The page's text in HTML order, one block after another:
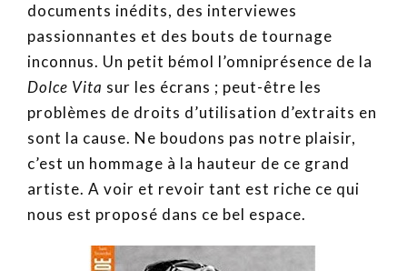
documents inédits, des interviewes
passionnantes et des bouts de tournage
inconnus. Un petit bémol l’omniprésence de la
Dolce Vita sur les écrans ; peut-être les
problèmes de droits d’utilisation d’extraits en
sont la cause. Ne boudons pas notre plaisir,
c’est un hommage à la hauteur de ce grand
artiste. A voir et revoir tant est riche ce qui
nous est proposé dans ce bel espace.